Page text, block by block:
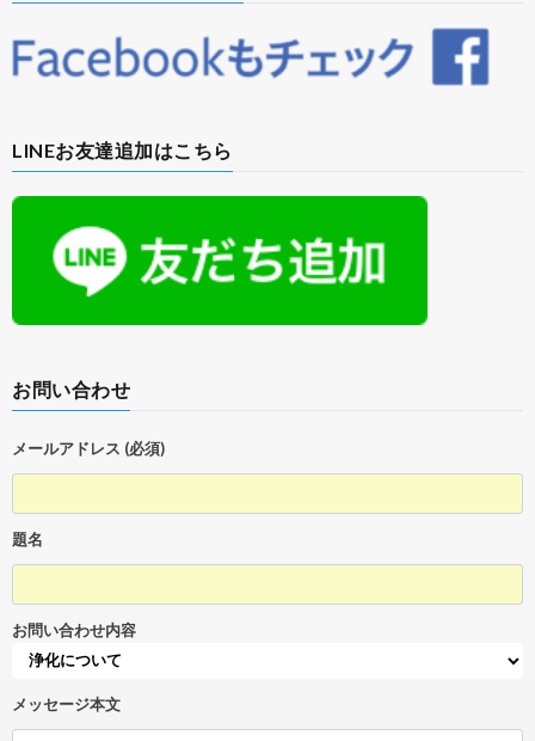
LINEお友達追加はこちら
お問い合わせ
メールアドレス (必須)
題名
お問い合わせ内容
メッセージ本文